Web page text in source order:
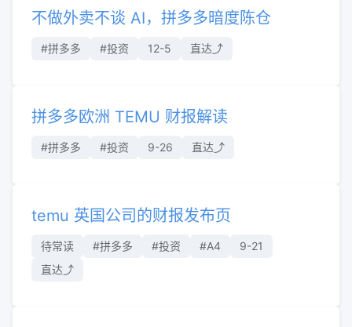
不做外卖不谈 AI，拼多多暗度陈仓
#拼多多 #投资 12-5 直达⤴︎
拼多多欧洲 TEMU 财报解读
#拼多多 #投资 9-26 直达⤴︎
temu 英国公司的财报发布页
待常读 #拼多多 #投资 #A4
9-21
直达⤴︎